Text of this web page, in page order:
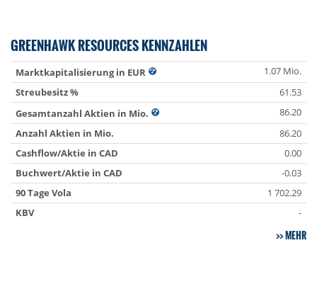
GREENHAWK RESOURCES KENNZAHLEN
Marktkapitalisierung in EUR
1.07 Mio.
Streubesitz %
61.53
Gesamtanzahl Aktien in Mio.
86.20
Anzahl Aktien in Mio.
86.20
Cashflow/Aktie in CAD
0.00
Buchwert/Aktie in CAD
-0.03
90 Tage Vola
1 702.29
KBV
-
MEHR